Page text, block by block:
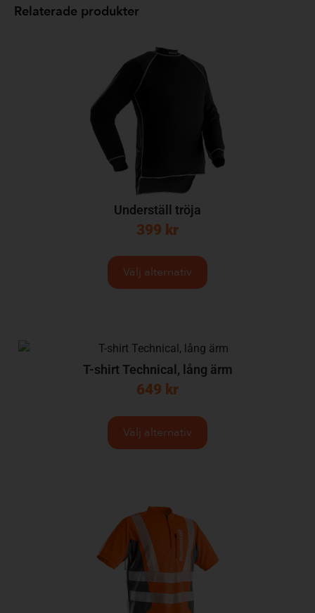
Relaterade produkter
Underställ tröja
399 kr
Välj alternativ
T-shirt Technical, lång ärm
649 kr
Välj alternativ